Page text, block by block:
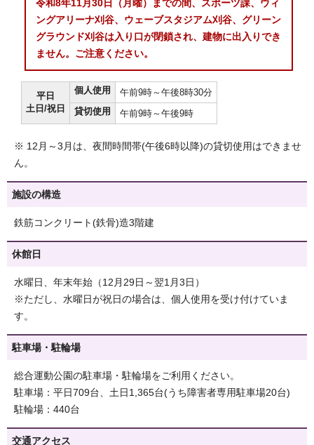
令和8年11月30日（月曜）までの間、スポーツ課、ウィ
ングアリーナ刈谷、ウェーブスタジアム刈谷、グリーン
グラウンド刈谷は入り口が閉鎖され、建物に出入りでき
ません。ご注意ください。
平日
土日/祝日
個人使用
午前9時～午後8時30分
貸切使用
午前9時～午後9時
※ 12月～3月は、夜間時間帯(午後6時以降)の貸切使用はできませ
ん。
施設の構造
鉄筋コンクリート(鉄骨)造3階建
休館日
水曜日、年末年始（12月29日～翌1月3日）
※ただし、水曜日が祝日の場合は、個人使用を受け付けていま
す。
駐車場・駐輪場
総合運動公園の駐車場・駐輪場をご利用ください。
駐車場：平日709台、土日1,365台(うち障害者専用駐車場20台)
駐輪場：440台
交通アクセス